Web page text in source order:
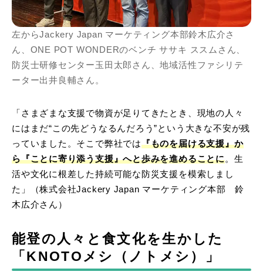
左からJackery Japan マーケティング本部鈴木広介さ
ん、ONE POT WONDERのベンチ ササキ ススムさん、
防災士研修センター玉田太郎さん、地域活性ファシリテ
ーター出井良輔さん。
「さまざまな支援で物資が足りてきたとき、現地の人々
にはまだ“この先どうなるんだろう”という大きな不安が残
っていました。そこで弊社では『ものを届ける支援』か
ら『ことに寄り添う支援』へと歩みを進めることに。生
活や文化に根差した持続可能な防災支援を模索しまし
た」（株式会社Jackery Japan マーケティング本部 鈴
木広介さん）
能登の人々と食文化を生かした
「KNOTOメシ（ノトメシ）」